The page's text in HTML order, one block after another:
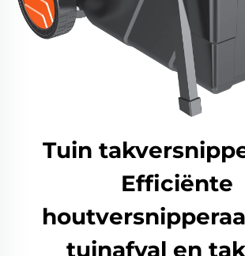
Tuin
Efficiënte
tuinafval en